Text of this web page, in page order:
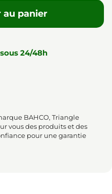
panier
24/48h
BAHCO, Triangle
vous des produits et des
pour une garantie